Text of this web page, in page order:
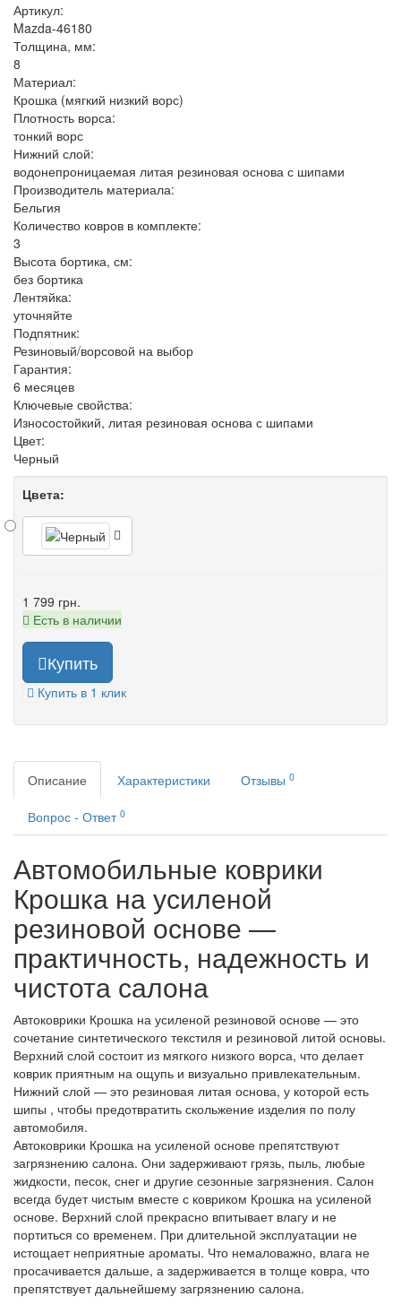
Артикул:
Mazda-46180
Толщина, мм:
8
Материал:
Крошка (мягкий низкий ворс)
Плотность ворса:
тонкий ворс
Нижний слой:
водонепроницаемая литая резиновая основа с шипами
Производитель материала:
Бельгия
Количество ковров в комплекте:
3
Высота бортика, см:
без бортика
Лентяйка:
уточняйте
Подпятник:
Резиновый/ворсовой на выбор
Гарантия:
6 месяцев
Ключевые свойства:
Износостойкий, литая резиновая основа с шипами
Цвет:
Черный
Цвета:
1 799 грн.
Есть в наличии
Купить
Купить в 1 клик
Описание Характеристики Отзывы 0
Вопрос - Ответ 0
Автомобильные коврики
Крошка на усиленой
резиновой основе —
практичность, надежность и
чистота салона
Автоковрики Крошка на усиленой резиновой основе — это
сочетание синтетического текстиля и резиновой литой основы.
Верхний слой состоит из мягкого низкого ворса, что делает
коврик приятным на ощупь и визуально привлекательным.
Нижний слой — это резиновая литая основа, у которой есть
шипы , чтобы предотвратить скольжение изделия по полу
автомобиля.
Автоковрики Крошка на усиленой основе препятствуют
загрязнению салона. Они задерживают грязь, пыль, любые
жидкости, песок, снег и другие сезонные загрязнения. Салон
всегда будет чистым вместе с ковриком Крошка на усиленой
основе. Верхний слой прекрасно впитывает влагу и не
портиться со временем. При длительной эксплуатации не
истощает неприятные ароматы. Что немаловажно, влага не
просачивается дальше, а задерживается в толще ковра, что
препятствует дальнейшему загрязнению салона.